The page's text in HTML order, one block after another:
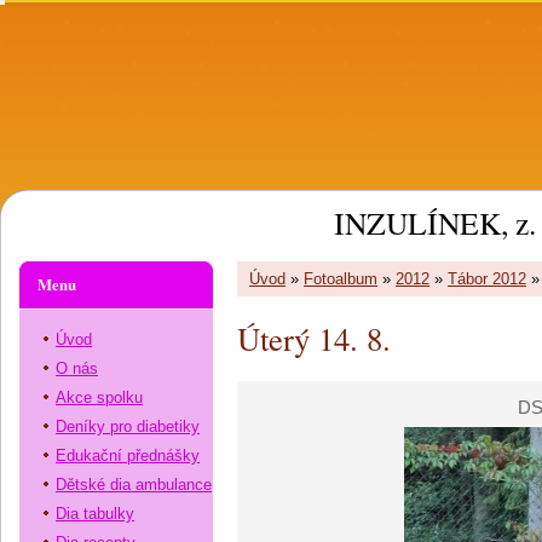
INZULÍNEK, z.
Úvod » Fotoalbum » 2012 » Tábor 2012
Úterý 14. 8.
Menu
Úvod
O nás
Akce spolku
Deníky pro diabetiky
Edukační přednášky
Dětské dia ambulance
Dia tabulky